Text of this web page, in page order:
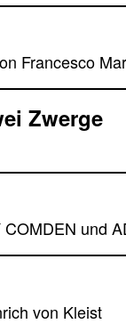
Francesco
Zwerge
und
von Kleist